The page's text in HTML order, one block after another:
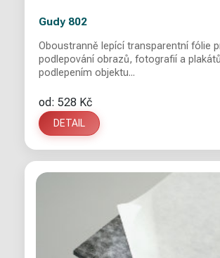
Gudy 802
Oboustranně lepící transparentní fólie
podlepování obrazů, fotografií a
podlepením objektu...
od: 528 Kč
DETAIL